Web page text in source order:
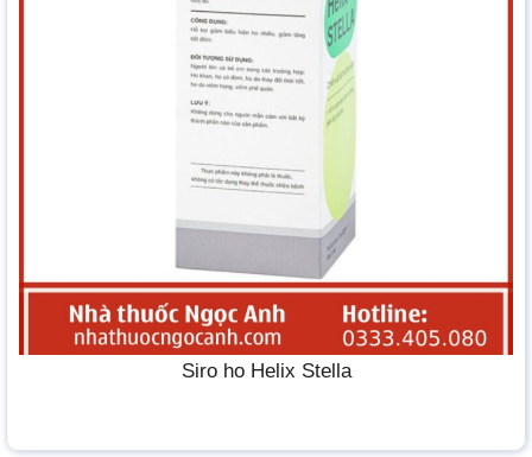
Siro ho Helix Stella